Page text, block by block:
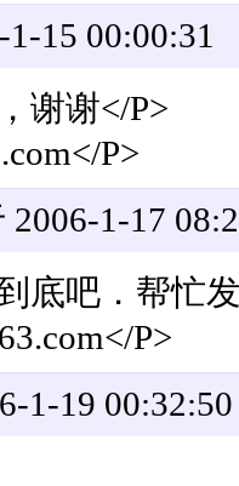
15 00:00:31
谢谢</P>
P>
1-17
底吧．帮忙
P>
1-19 00:32:50